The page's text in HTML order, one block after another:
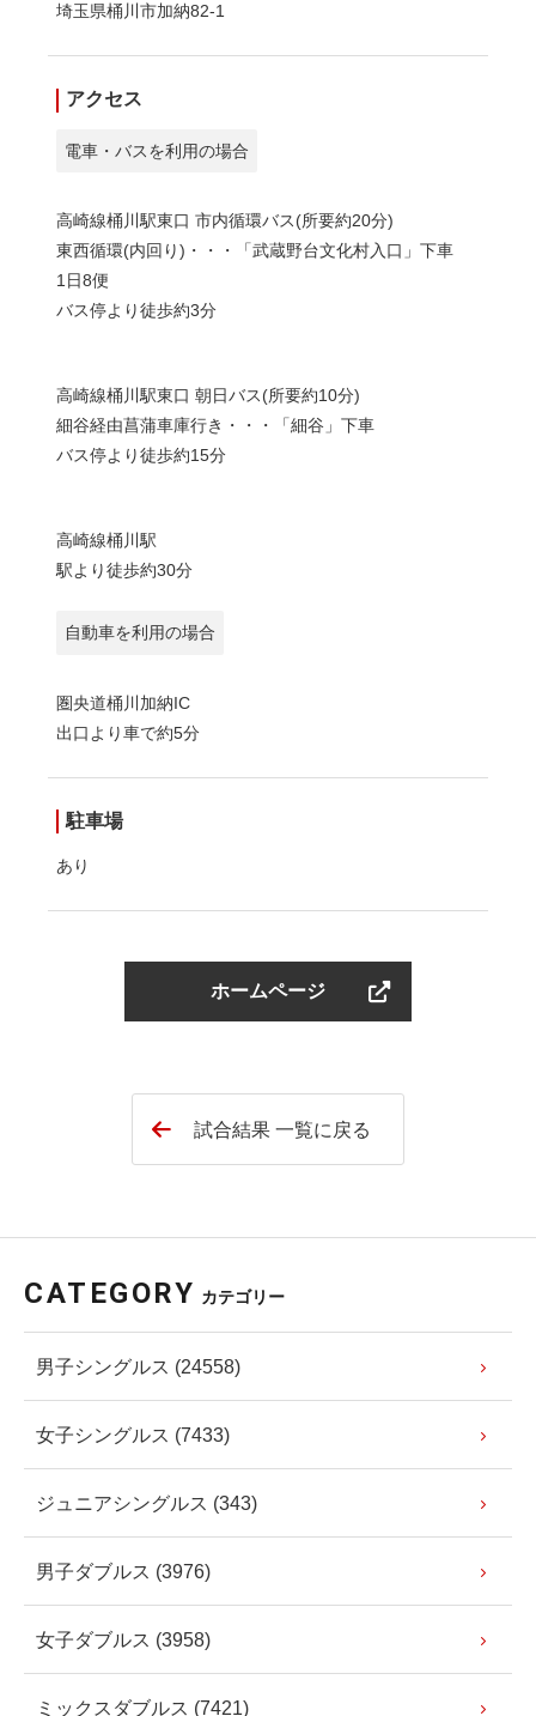
埼玉県桶川市加納82-1
アクセス
電車・バスを利用の場合
高崎線桶川駅東口 市内循環バス(所要約20分)
東西循環(内回り)・・・「武蔵野台文化村入口」下車
1日8便
バス停より徒歩約3分
高崎線桶川駅東口 朝日バス(所要約10分)
細谷経由菖蒲車庫行き・・・「細谷」下車
バス停より徒歩約15分
高崎線桶川駅
駅より徒歩約30分
自動車を利用の場合
圏央道桶川加納IC
出口より車で約5分
駐車場
あり
ホームページ
試合結果 一覧に戻る
CATEGORY カテゴリー
男子シングルス (24558)
女子シングルス (7433)
ジュニアシングルス (343)
男子ダブルス (3976)
女子ダブルス (3958)
ミックスダブルス (7421)